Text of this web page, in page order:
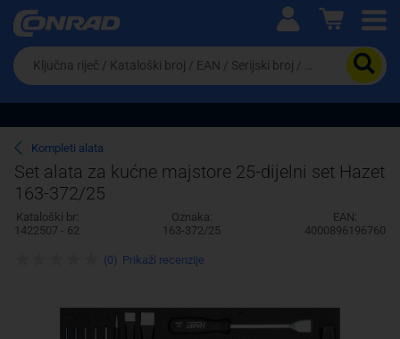
Ova postavka prilagođava asortiman proizvoda i
cijene vašim potrebama.
Pravno lice
Da
biste
potražili
proizvod,
unesite
ključnu
riječ,
kataloški
broj,
EAN
ili
Kompleti alata
Set alata za kućne majstore 25-dijelni set Hazet
163-372/25
Kataloški br:
1422507 - 62
Oznaka:
163-372/25
EAN:
4000896196760
(0) Prikaži recenzije